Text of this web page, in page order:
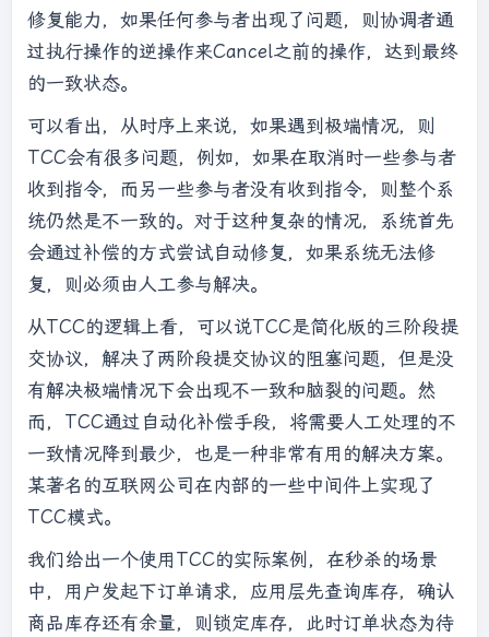
修复能力，如果任何参与者出现了问题，则协调者通
过执行操作的逆操作来Cancel之前的操作，达到最终
的一致状态。
可以看出，从时序上来说，如果遇到极端情况，则
TCC会有很多问题，例如，如果在取消时一些参与者
收到指令，而另一些参与者没有收到指令，则整个系
统仍然是不一致的。对于这种复杂的情况，系统首先
会通过补偿的方式尝试自动修复，如果系统无法修
复，则必须由人工参与解决。
从TCC的逻辑上看，可以说TCC是简化版的三阶段提
交协议，解决了两阶段提交协议的阻塞问题，但是没
有解决极端情况下会出现不一致和脑裂的问题。然
而，TCC通过自动化补偿手段，将需要人工处理的不
一致情况降到最少，也是一种非常有用的解决方案。
某著名的互联网公司在内部的一些中间件上实现了
TCC模式。
我们给出一个使用TCC的实际案例，在秒杀的场景
中，用户发起下订单请求，应用层先查询库存，确认
商品库存还有余量，则锁定库存，此时订单状态为待